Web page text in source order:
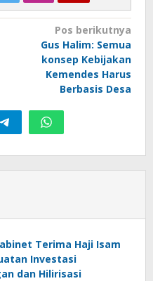
Pos berikutnya
Gus Halim: Semua
konsep Kebijakan
Kemendes Harus
Berbasis Desa
Terima Haji Isam
Investasi
dan Hilirisasi